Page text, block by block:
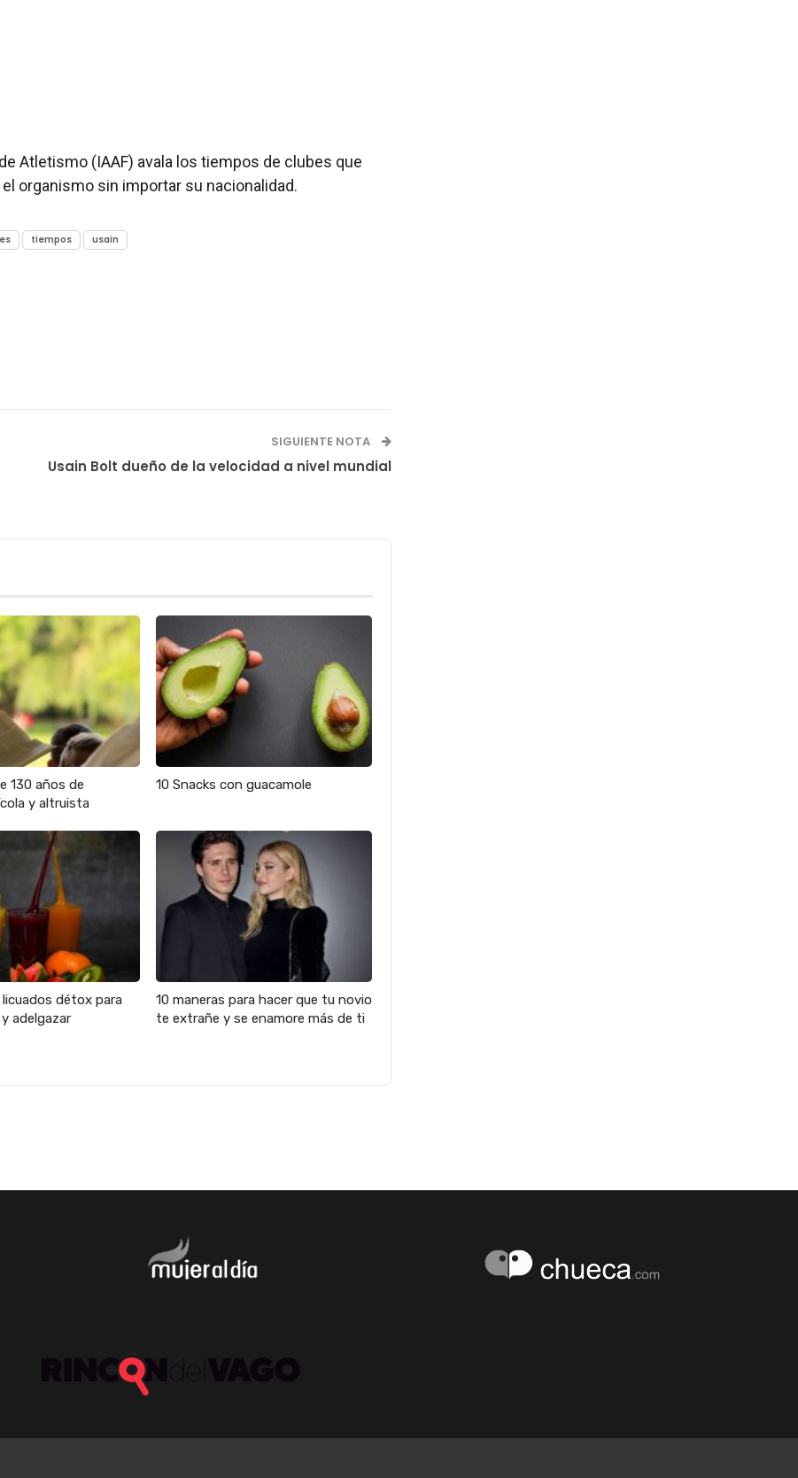
Atletismo (IAAF) avala los tiempos de clubes que
organismo sin importar su nacionalidad.
tiempos usain
SIGUIENTE NOTA
Usain Bolt dueño de la velocidad a nivel mundial
130 años de
y altruista
10 Snacks con guacamole
détox para
adelgazar
10 maneras para hacer que tu novio
te extrañe y se enamore más de ti